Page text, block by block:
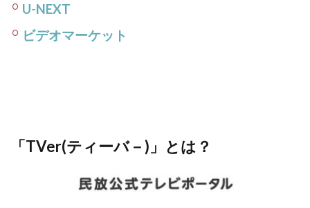
U-NEXT
ビデオマーケット
「TVer(ティーバ－)」とは？